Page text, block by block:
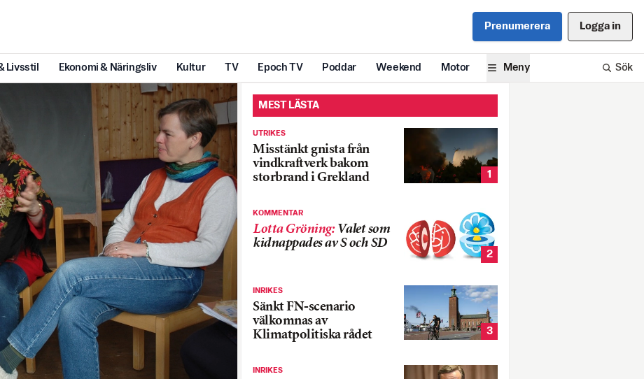
Prenumerera Logga in
Livsstil Ekonomi & Näringsliv Kultur TV Epoch TV Poddar Weekend Motor Meny Sök
MEST LÄSTA
UTRIKES
Misstänkt gnista från
vindkraftverk bakom
storbrand i Grekland
1
KOMMENTAR
Lotta Gröning: Valet som
kidnappades av S och SD
2
INRIKES
Sänkt FN-scenario
välkomnas av
Klimatpolitiska rådet
3
INRIKES